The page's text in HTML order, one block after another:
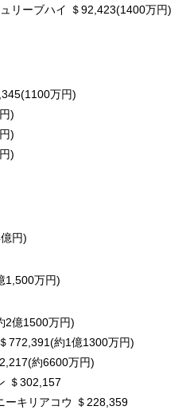
リーブハイ ＄92,423(1400万円)
万円)
)
)
)
円)
1,500万円)
2億1500万円)
772,391(約1億1300万円)
約6600万円)
＄302,157
ーキリアコウ ＄228,359